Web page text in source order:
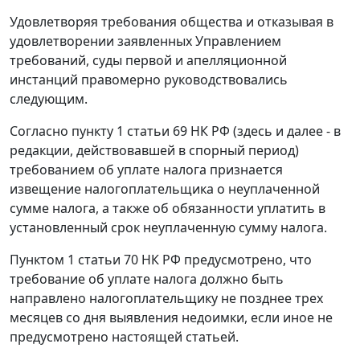
Удовлетворяя требования общества и отказывая в
удовлетворении заявленных Управлением
требований, суды первой и апелляционной
инстанций правомерно руководствовались
следующим.
Согласно пункту 1 статьи 69 НК РФ (здесь и далее - в
редакции, действовавшей в спорный период)
требованием об уплате налога признается
извещение налогоплательщика о неуплаченной
сумме налога, а также об обязанности уплатить в
установленный срок неуплаченную сумму налога.
Пунктом 1 статьи 70 НК РФ предусмотрено, что
требование об уплате налога должно быть
направлено налогоплательщику не позднее трех
месяцев со дня выявления недоимки, если иное не
предусмотрено настоящей статьей.